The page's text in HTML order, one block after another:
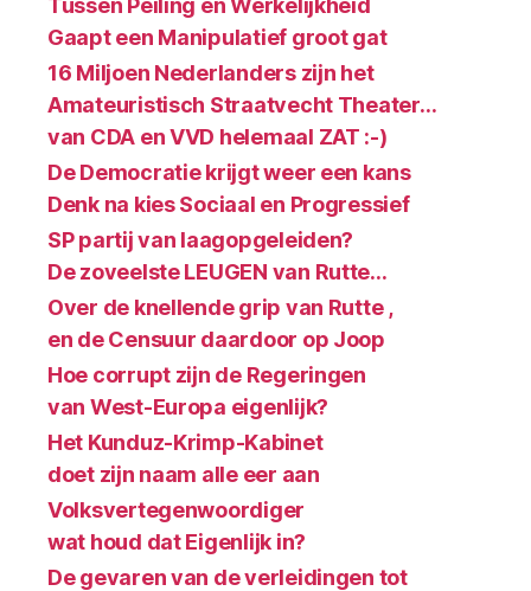
Tussen Peiling en Werkelijkheid
Gaapt een Manipulatief groot gat
16 Miljoen Nederlanders zijn het
Amateuristisch Straatvecht Theater…
van CDA en VVD helemaal ZAT :-)
De Democratie krijgt weer een kans
Denk na kies Sociaal en Progressief
SP partij van laagopgeleiden?
De zoveelste LEUGEN van Rutte…
Over de knellende grip van Rutte ,
en de Censuur daardoor op Joop
Hoe corrupt zijn de Regeringen
van West-Europa eigenlijk?
Het Kunduz-Krimp-Kabinet
doet zijn naam alle eer aan
Volksvertegenwoordiger
wat houd dat Eigenlijk in?
De gevaren van de verleidingen tot